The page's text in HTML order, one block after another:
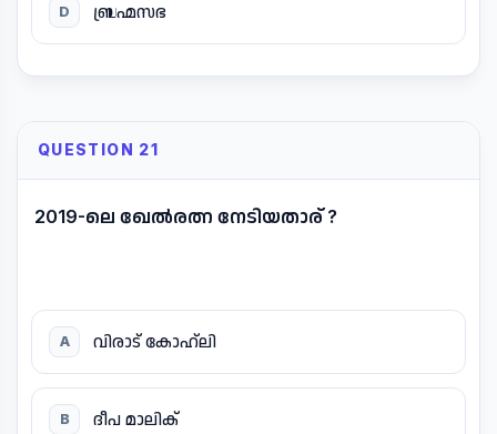
D ബ്രഹ്മസഭ
QUESTION 21
2019-ലെ ഖേൽരത്ന നേടിയതാര് ?
A വിരാട് കോഹ്ലി
B ദീപ മാലിക്